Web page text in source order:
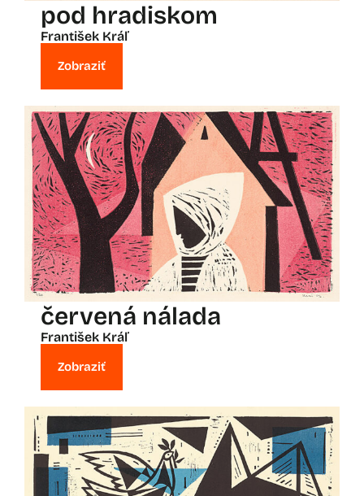
pod hradiskom
František Kráľ
Zobraziť
červená nálada
František Kráľ
Zobraziť